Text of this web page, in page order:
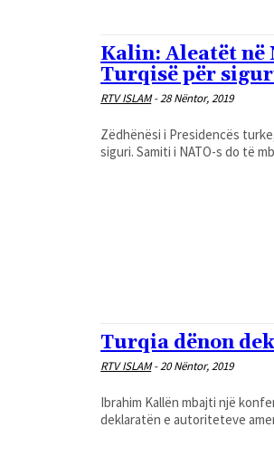
Kalin: Aleatët në
Turqisë për
RTV ISLAM -28 Nëntor, 2019
Zëdhënësi i Presidencës
siguri. Samiti i NATO-s do të
Turqia dënon
RTV ISLAM -20 Nëntor, 2019
Ibrahim Kallën mbajti një
deklaratën e autoriteteve